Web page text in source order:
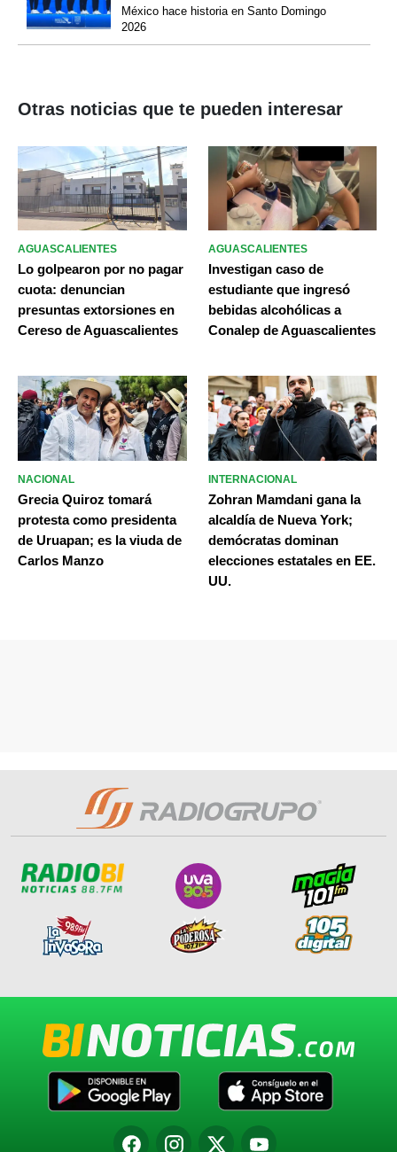
México hace historia en Santo Domingo
2026
Otras noticias que te pueden interesar
AGUASCALIENTES
Lo golpearon por no pagar
cuota: denuncian
presuntas extorsiones en
Cereso de Aguascalientes
AGUASCALIENTES
Investigan caso de
estudiante que ingresó
bebidas alcohólicas a
Conalep de Aguascalientes
NACIONAL
Grecia Quiroz tomará
protesta como presidenta
de Uruapan; es la viuda de
Carlos Manzo
INTERNACIONAL
Zohran Mamdani gana la
alcaldía de Nueva York;
demócratas dominan
elecciones estatales en EE.
UU.